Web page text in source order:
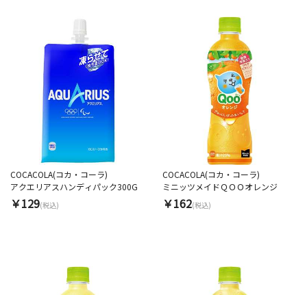
COCACOLA(コカ・コーラ)
アクエリアスハンディパック300G
￥129(税込)
COCACOLA(コカ・コーラ)
ミニッツメイドＱＯＯオレンジ
￥162(税込)